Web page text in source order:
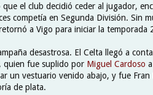
que el club decidió ceder al jugador,
competía en Segunda División. Sin
a Vigo para iniciar la temporada
desastrosa. El Celta llegó a
quien fue suplido por Miguel Cardoso
un vestuario venido abajo, y fue
de plata.